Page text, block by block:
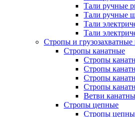
Тали ручные
Тали ручные
Тали
Тали
Стропы и
Стропы канатные
Стропы
Стропы
Стропы
Стропы
Ветви
Стропы цепные
Стропы